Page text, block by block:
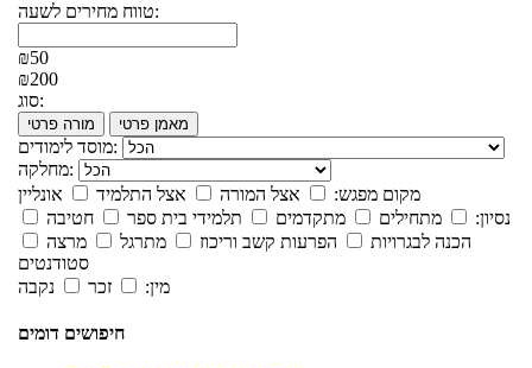
טווח מחירים לשעה:
₪50
₪200
סוג:
מורה פרטי מאמן פרטי
מוסד לימודים:
מחלקה:
מקום מפגש:
אצל המורה אצל התלמיד
אונליין
נסיון:
מתחילים מתקדמים תלמידי בית ספר
חטיבה
הכנה לבגרויות
הפרעות קשב וריכוז מתרגל
מרצה
סטודנטים
מין:
זכר נקבה
חיפושים דומים